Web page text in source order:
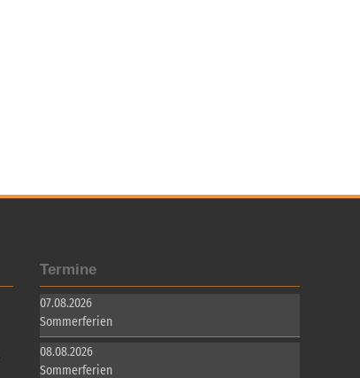
Termine
07.08.2026
Sommerferien
08.08.2026
Sommerferien